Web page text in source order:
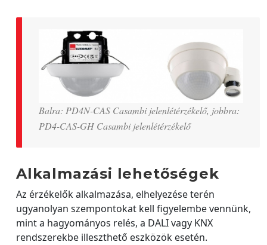
Balra: PD4N-CAS Casambi jelenlétérzékelő, jobbra:
PD4-CAS-GH Casambi jelenlétérzékelő
Alkalmazási lehetőségek
Az érzékelők alkalmazása, elhelyezése terén
ugyanolyan szempontokat kell figyelembe vennünk,
mint a hagyományos relés, a DALI vagy KNX
rendszerekbe illeszthető eszközök esetén.